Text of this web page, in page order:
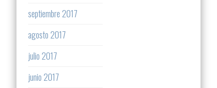
septiembre 2017
agosto 2017
julio 2017
junio 2017